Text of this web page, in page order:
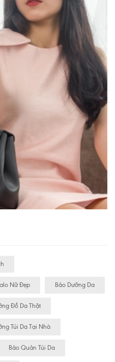
Nữ Đẹp Bảo Dưỡng Da
Đồ Da Thật
Túi Da Tại Nhà
Bảo Quản Túi Da